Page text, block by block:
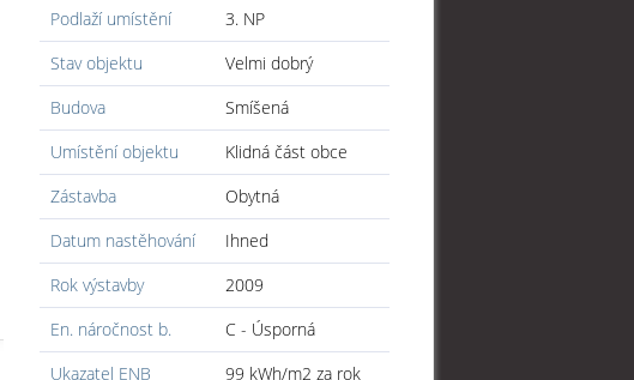
Podlaží umístění
3. NP
Stav objektu
Velmi dobrý
Budova
Smíšená
Umístění objektu
Klidná část obce
Zástavba
Obytná
Datum nastěhování
Ihned
Rok výstavby
2009
En. náročnost b.
C - Úsporná
Ukazatel ENB
99 kWh/m2 za rok